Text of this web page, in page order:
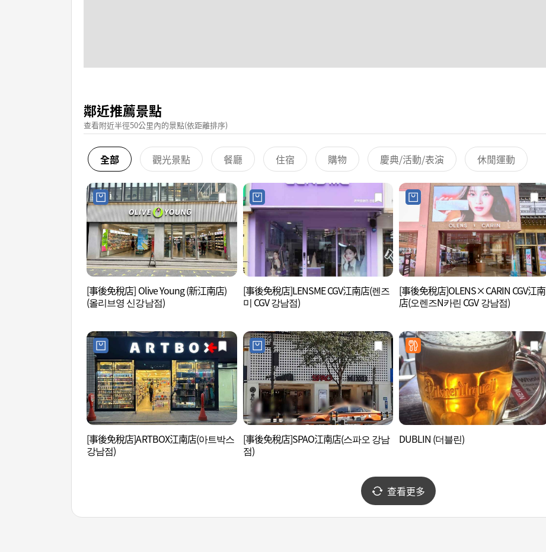
鄰近推薦景點
查看附近半徑50公里內的景點(依距離排序)
全部 觀光景點 餐廳 住宿 購物 慶典/活動/表演 休閒運動
[事後免稅店] Olive Young (新江南店)
(올리브영 신강남점)
[事後免稅店]LENSME CGV江南店(렌즈
미 CGV 강남점)
[事後免稅店]OLENS×CARIN CGV江南
店(오렌즈N카린 CGV 강남점)
[事後免稅店]ARTBOX江南店(아트박스
강남점)
[事後免稅店]SPAO江南店(스파오 강남
점)
DUBLIN (더블린)
查看更多